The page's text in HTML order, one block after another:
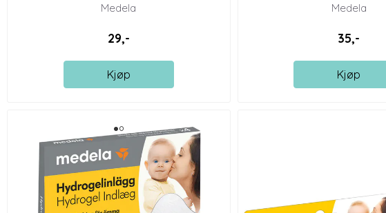
Medela
29,-
Kjøp
Medela
35,-
Kjøp